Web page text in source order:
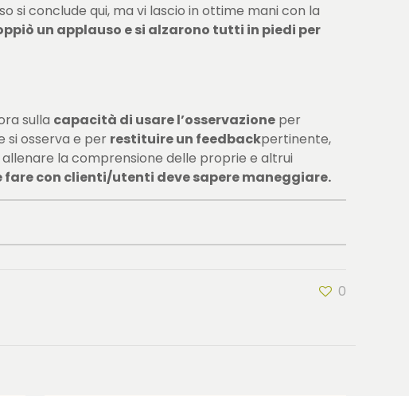
si conclude qui, ma vi lascio in ottime mani con la
un applauso e si alzarono tutti in piedi per
sulla capacità di usare l’osservazione per
si osserva e per restituire un feedbackpertinente,
la comprensione delle proprie e altrui
con clienti/utenti deve sapere maneggiare.
0